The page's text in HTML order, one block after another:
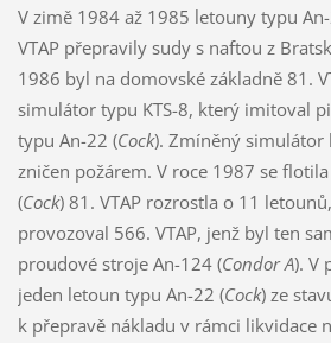
V zimě 1984 až 1985 letouny typu
VTAP přepravily sudy s naftou z
1986 byl na domovské základně 81.
simulátor typu KTS-8, který imitoval
typu An-22 (Cock). Zmíněný simulátor
zničen požárem. V roce 1987 se
(Cock) 81. VTAP rozrostla o 11
provozoval 566. VTAP, jenž byl ten
proudové stroje An-124 (Condor A). V
jeden letoun typu An-22 (Cock) ze
k přepravě nákladu v rámci likvidace